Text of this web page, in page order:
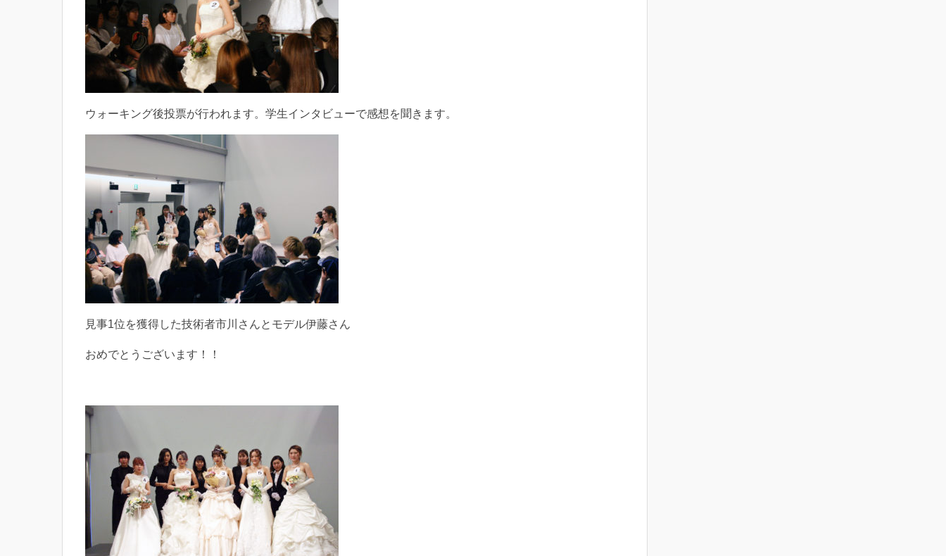
ウォーキング後投票が行われます。学生インタビューで感想を聞きます。
見事1位を獲得した技術者市川さんとモデル伊藤さん
おめでとうございます！！